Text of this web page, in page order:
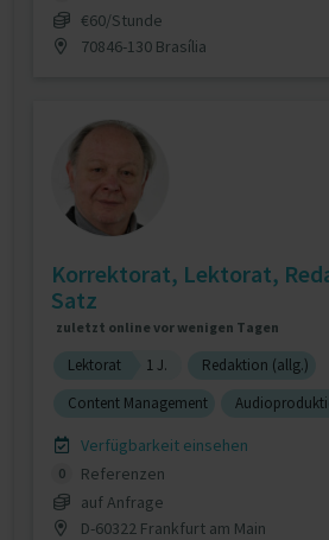
€60/Stunde
70846-130 Brasília
Korrektorat, Lektorat,
Satz
zuletzt online vor wenigen Tagen
Lektorat 1 J.
Redaktion (allg.)
Content Management
Verfügbarkeit einsehen
0
Referenzen
auf Anfrage
D-60322 Frankfurt am Main